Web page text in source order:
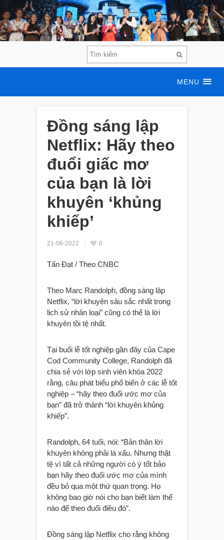
MENU
Đồng sáng lập
Netflix: Hãy theo
đuổi giấc mơ
của bạn là lời
khuyên ‘khủng
khiếp’
21-06-2022 0
Tấn Đạt / Theo CNBC
Theo Marc Randolph, đồng sáng lập
Netflix, “lời khuyên sâu sắc nhất trong
lịch sử nhân loại” cũng có thể là lời
khuyên tồi tệ nhất.
Tại buổi lễ tốt nghiệp gần đây của Cape
Cod Community College, Randolph đã
chia sẻ với lớp sinh viên khóa 2022
rằng, câu phát biểu phổ biến ở các lễ tốt
nghiệp – “hãy theo đuổi ước mơ của
bạn” đã trở thành “lời khuyên khủng
khiếp”.
Randolph, 64 tuổi, nói: “Bản thân lời
khuyên không phải là xấu. Nhưng thật
tệ vì tất cả những người có ý tốt bảo
bạn hãy theo đuổi ước mơ của mình
đều bỏ qua một thứ quan trọng. Họ
không bao giờ nói cho bạn biết làm thế
nào để theo đuổi điều đó”.
Đồng sáng lập Netflix cho rằng không